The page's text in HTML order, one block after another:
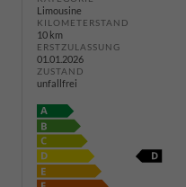
Limousine
KILOMETERSTAND
10 km
ERSTZULASSUNG
01.01.2026
ZUSTAND
unfallfrei